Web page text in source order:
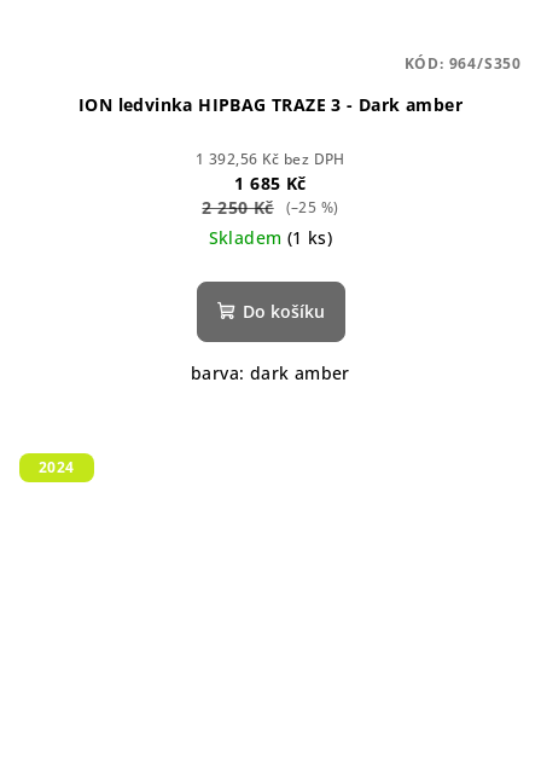
ION ledvinka HIPBAG TRAZE 3 - Dark amber
1 392,56 Kč bez DPH
1 685 Kč
2 250 Kč
(–25 %)
Skladem (1 ks)
Do košíku
barva: dark amber
KÓD: 964/S350
2024